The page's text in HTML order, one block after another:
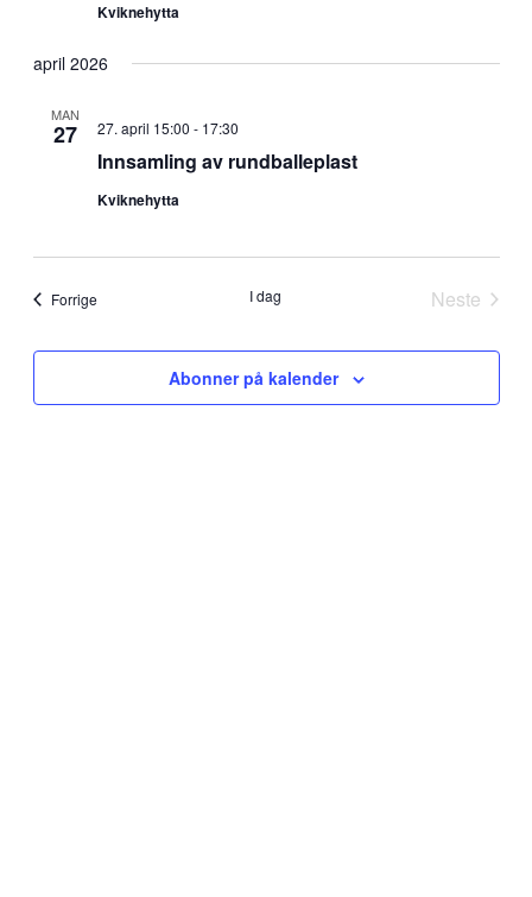
Kviknehytta
april 2026
MAN
27
Innsamling av rundballeplast
27. april 15:00 - 17:30
Kviknehytta
ForrigeArrangementer I dag
Neste
Abonner på kalender